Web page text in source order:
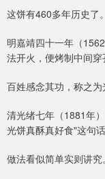
这饼有460多年历史了。
明嘉靖四十一年（
法开火，便烤制中间穿
百姓感念其功，称之为
清光绪七年（1881年
光饼真酥真好食"这句
做法看似简单实则讲究。